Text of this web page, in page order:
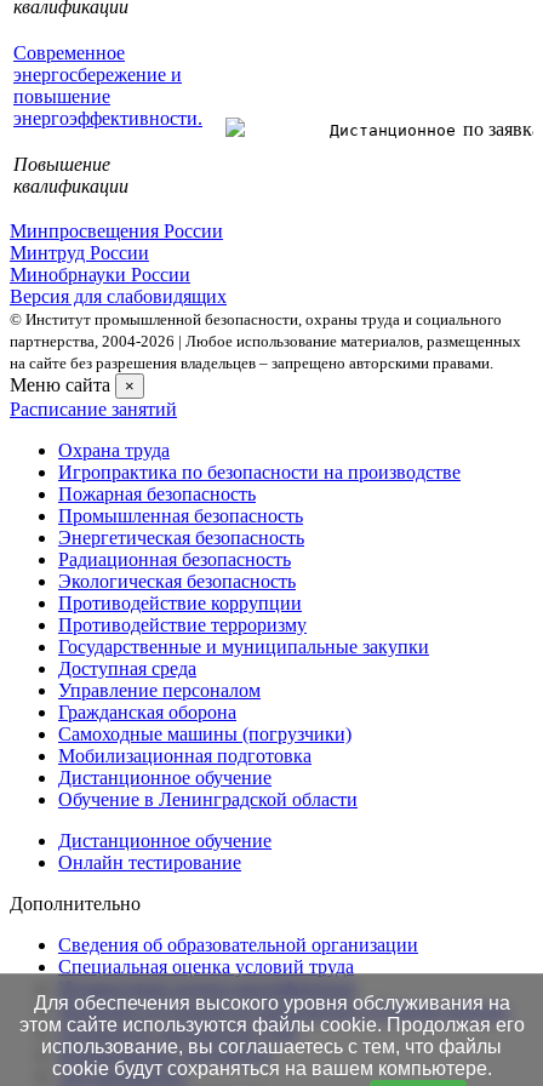
квалификации
Современное
энергосбережение и
повышение
энергоэффективности.
Повышение
квалификации
Дистанционное по
Минпросвещения России
Минтруд России
Минобрнауки России
Версия для слабовидящих
© Институт промышленной безопасности, охраны труда и социального
партнерства, 2004- 2026 | Любое использование материалов, размещенных
на сайте без разрешения владельцев – запрещено авторскими правами.
Меню сайта ×
Расписание занятий
Охрана труда
Игропрактика по безопасности на производстве
Пожарная безопасность
Промышленная безопасность
Энергетическая безопасность
Радиационная безопасность
Экологическая безопасность
Противодействие коррупции
Противодействие терроризму
Государственные и муниципальные закупки
Доступная среда
Управление персоналом
Гражданская оборона
Самоходные машины (погрузчики)
Мобилизационная подготовка
Дистанционное обучение
Обучение в Ленинградской области
Дистанционное обучение
Онлайн тестирование
Дополнительно
Сведения об образовательной организации
Cпециальная оценка условий труда
Проверка подлинности протоколов в Едином портале
Готовность документов ТАК
Нормативные документы
Это интересно!
Для обеспечения высокого уровня обслуживания на
этом сайте используются файлы cookie. Продолжая его
использование, вы соглашаетесь с тем, что файлы
cookie будут сохраняться на вашем компьютере.